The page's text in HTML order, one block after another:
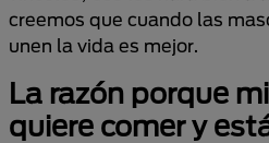
creemos que cuando las
unen la vida es mejor.
La razón porque
quiere comer y